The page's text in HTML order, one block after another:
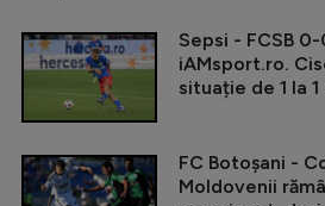
Sepsi - FCSB
iAMsport.ro.
situație de 1 la
FC Botoșani -
Moldovenii